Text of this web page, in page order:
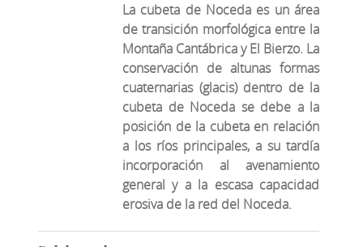
La cubeta de Noceda es un área
de transición morfológica entre la
Montaña Cantábrica y El Bierzo. La
conservación de altunas formas
cuaternarias (glacis) dentro de la
cubeta de Noceda se debe a la
posición de la cubeta en relación
a los ríos principales, a su tardía
incorporación al avenamiento
general y a la escasa capacidad
erosiva de la red del Noceda.